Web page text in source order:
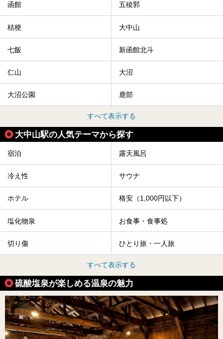
函館 五稜郭
桔梗 大中山
七飯 新函館北斗
仁山 大沼
大沼公園 鹿部
すべて表示する
大中山駅の人気テーマから探す
宿泊 露天風呂
冷え性 サウナ
ホテル 格安（1,000円以下）
塩化物泉 お食事・食事処
切り傷 ひとり旅・一人旅
すべて表示する
硫酸塩泉が楽しめる温泉の魅力